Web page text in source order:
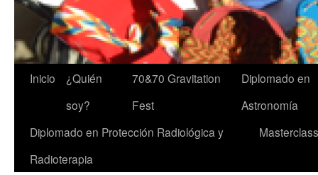
Saltar
contenido
Inicio
¿Quién
soy?
70&70 Gravitation
Fest
Diplomado en
Astronomía
Diplomado en Protección Radiológica y
Radioterapia